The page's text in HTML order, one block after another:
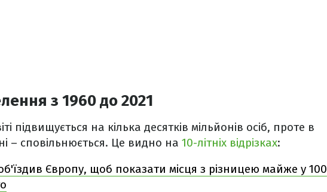
з 1960 до 2021
підвищується на кілька десятків мільйонів осіб, проте в
– сповільнюється. Це видно на 10-літніх відрізках:
Європу, щоб показати місця з різницею майже у 100